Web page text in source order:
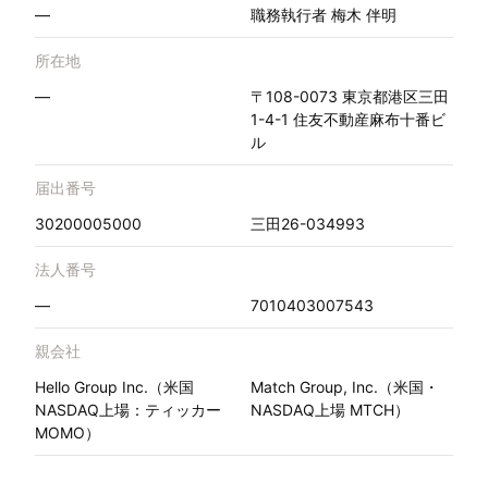
—
職務執行者 梅木 伴明
所在地
—
〒108-0073 東京都港区三田
1-4-1 住友不動産麻布十番ビ
ル
届出番号
30200005000
三田26-034993
法人番号
—
7010403007543
親会社
Hello Group Inc.（米国
NASDAQ上場：ティッカー
MOMO）
Match Group, Inc.（米国・
NASDAQ上場 MTCH）